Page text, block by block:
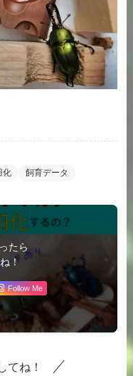
化 飼育データ
たら
！
Follow Me
てね！